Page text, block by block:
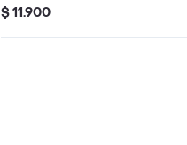
de chocolate.
$ 11.900